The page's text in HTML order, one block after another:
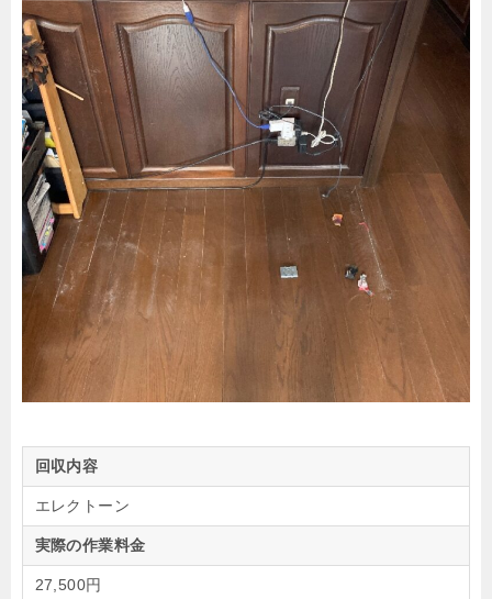
回収内容
エレクトーン
実際の作業料金
27,500円